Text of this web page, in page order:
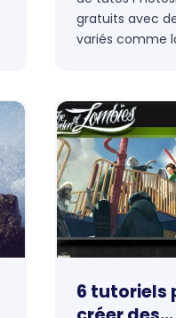
créations
gratuits avec
variés comme
photo et bien
domaines pour
progresser vos
compétences
sur le logiciel
d'Adobe.
6 tutoriels